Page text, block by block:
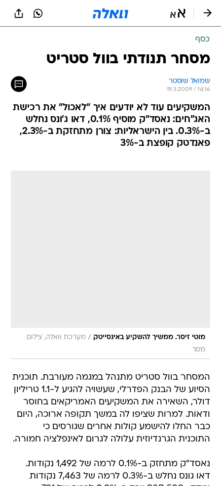
כסף
מסחר תנודתי בוול סטריט
שמואל שוסטר
19.3.2009 / 14:16
המשקיעים עוד לא יודעים איך "לאכול" את רכישת
האג"חים: נאסד"ק מוסיף 0.1%, דאו ג'ונס נחלש
ב-0.3%. בין הישראליות: צורן מתחזקת ב-2.3%,
פאנדטק קופצת ב-3%
מוטי זיסר. ממשיך להשקיע באינסייטק / מערכת וואלה, צילום
מסך
המסחר בוול סטריט מתנהל במגמה מעורבת. תוכנית
הסיוע של הבנק הפדרלי, שעשויה להגיע ל-1.1 טריליון
דולר, השאירה את המשקיעים האמריקאים בחוסר
ודאות. למרות שציפו לה במשך תקופה ארוכה, היום
כבר החלו להישמע קולות אחרים שגורסים כי
התוכנית הגרנדיוזית עלולה לגרום לאינפלציה חמורה.
נאסד"ק מתחזק ב-0.1% לרמה של 1,492 נקודות.
דאו גונס נחלש ב-0.3% לרמה של 7,463 נקודות